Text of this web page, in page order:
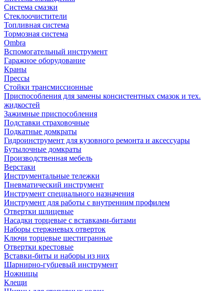
Система смазки
Стеклоочистители
Топливная система
Тормозная система
Ombra
Вспомогательный инструмент
Гаражное оборудование
Краны
Прессы
Стойки трансмиссионные
Приспособления для замены консистентных смазок и тех.
жидкостей
Зажимные приспособления
Подставки страховочные
Подкатные домкраты
Гидроинструмент для кузовного ремонта и аксессуары
Бутылочные домкраты
Производственная мебель
Верстаки
Инструментальные тележки
Пневматический инструмент
Инструмент специального назначения
Инструмент для работы с внутренним профилем
Отвертки шлицевые
Насадки торцевые с вставками-битами
Наборы стержневых отверток
Ключи торцевые шестигранные
Отвертки крестовые
Вставки-биты и наборы из них
Шарнирно-губцевый инструмент
Ножницы
Клещи